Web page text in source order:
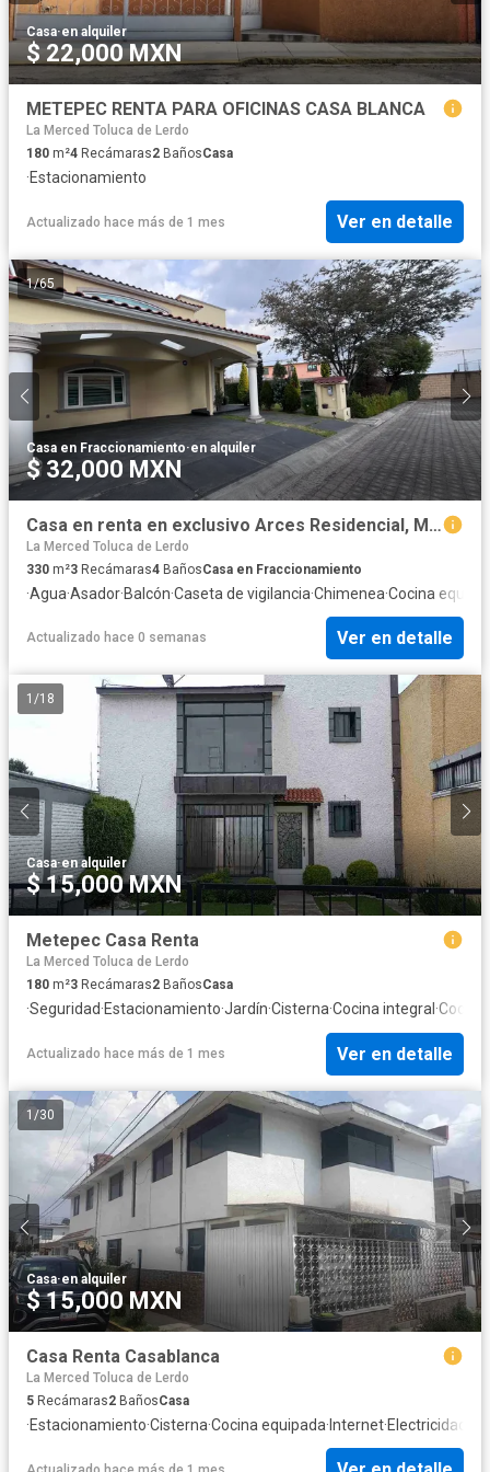
Casa·en alquiler
$ 22,000 MXN
METEPEC RENTA PARA OFICINAS CASA BLANCA
La Merced Toluca de Lerdo
180 m²4 Recámaras2 BañosCasa
·Estacionamiento
Actualizado hace más de 1 mes Ver en detalle
1/65
Casa en Fraccionamiento·en alquiler
$ 32,000 MXN
Casa en renta en exclusivo Arces Residencial, Metepec
La Merced Toluca de Lerdo
330 m²3 Recámaras4 BañosCasa en Fraccionamiento
·Agua·Asador·Balcón·Caseta de vigilancia·Chimenea·Cocina
Actualizado hace 0 semanas Ver en detalle
1 /18
Casa·en alquiler
$ 15,000 MXN
Metepec Casa Renta
La Merced Toluca de Lerdo
180 m²3 Recámaras2 BañosCasa
·Seguridad·Estacionamiento·Jardín·Cisterna·Cocina integral ·Cocina
Actualizado hace más de 1 mes Ver en detalle
1 /30
Casa·en alquiler
$ 15,000 MXN
Casa Renta Casablanca
La Merced Toluca de Lerdo
5 Recámaras2 BañosCasa
·Estacionamiento·Cisterna·Cocina equipada· Internet·Electricidad